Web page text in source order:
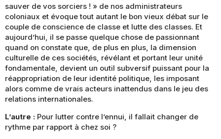
sauver de vos sorciers ! » de nos administrateurs
coloniaux et évoque tout autant le bon vieux débat sur le
couple de conscience de classe et lutte des classes. Et
aujourd’hui, il se passe quelque chose de passionnant
quand on constate que, de plus en plus, la dimension
culturelle de ces sociétés, révélant et portant leur unité
fondamentale, devient un outil subversif puissant pour la
réappropriation de leur identité politique, les imposant
alors comme de vrais acteurs inattendus dans le jeu des
relations internationales.
L’autre : Pour lutter contre l’ennui, il fallait changer de
rythme par rapport à chez soi ?